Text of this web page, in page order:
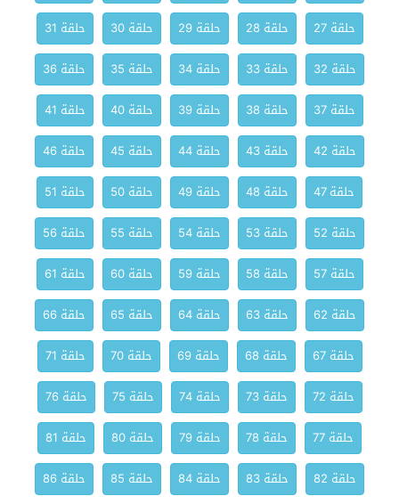
حلقة 27
حلقة 28 حلقة 29 حلقة 30
حلقة 31
حلقة 32
حلقة 33 حلقة 34 حلقة 35
حلقة 36
حلقة 37
حلقة 38 حلقة 39 حلقة 40
حلقة 41
حلقة 42
حلقة 43 حلقة 44 حلقة 45
حلقة 46
حلقة 47
حلقة 48 حلقة 49 حلقة 50
حلقة 51
حلقة 52
حلقة 53 حلقة 54 حلقة 55
حلقة 56
حلقة 57
حلقة 58 حلقة 59 حلقة 60
حلقة 61
حلقة 62
حلقة 63 حلقة 64 حلقة 65
حلقة 66
حلقة 67
حلقة 68 حلقة 69 حلقة 70
حلقة 71
حلقة 72
حلقة 73 حلقة 74 حلقة 75
حلقة 76
حلقة 77
حلقة 78 حلقة 79 حلقة 80
حلقة 81
حلقة 82
حلقة 83 حلقة 84 حلقة 85 حلقة 86